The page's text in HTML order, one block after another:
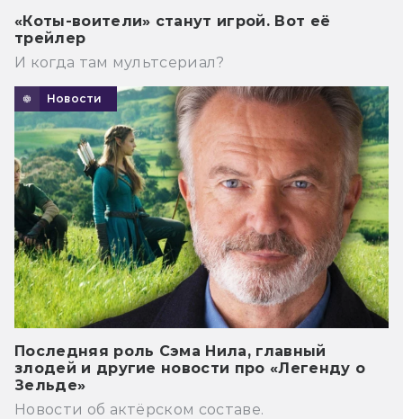
«Коты-воители» станут игрой. Вот её
трейлер
И когда там мультсериал?
Новости
Последняя роль Сэма Нила, главный
злодей и другие новости про «Легенду о
Зельде»
Новости об актёрском составе.